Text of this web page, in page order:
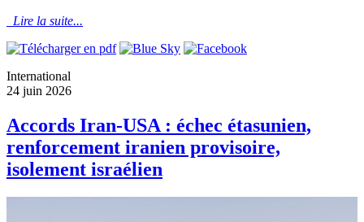
Lire la suite...
International
24 juin 2026
Accords Iran-USA : échec étasunien,
renforcement iranien provisoire,
isolement israélien